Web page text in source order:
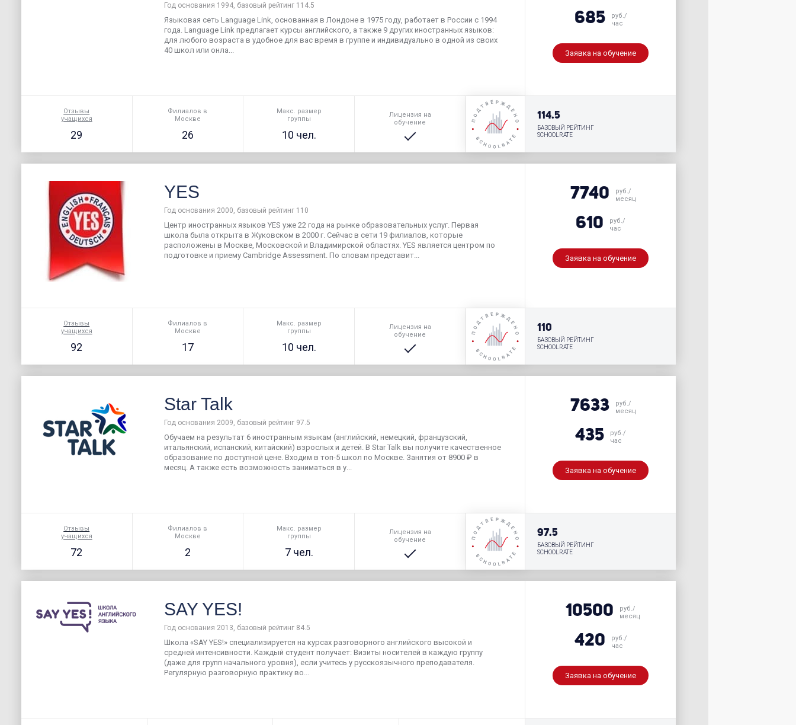
Год основания 1994, базовый рейтинг 114.5
Языковая сеть Language Link, основанная в Лондоне в 1975 году, работает в России с 1994
года. Language Link предлагает курсы английского, а также 9 других иностранных языков:
для любого возраста в удобное для вас время в группе и индивидуально в одной из своих
40 школ или онла...
Отзывы
учащихся
29
Филиалов в
Москве
26
Макс. размер
группы
10 чел.
Лицензия на
обучение
685
руб./
час
Заявка на обучение
114.5
БАЗОВЫЙ РЕЙТИНГ
SCHOOLRATE
YES
Год основания 2000, базовый рейтинг 110
Центр иностранных языков YES уже 22 года на рынке образовательных услуг. Первая
школа была открыта в Жуковском в 2000 г. Сейчас в сети 19 филиалов, которые
расположены в Москве, Московской и Владимирской областях. YES является центром по
подготовке и приему Cambridge Assessment. По словам представит...
Отзывы
учащихся
92
Филиалов в
Москве
17
Макс. размер
группы
10 чел.
Лицензия на
обучение
7740
руб./
месяц
610
руб./
час
Заявка на обучение
110
БАЗОВЫЙ РЕЙТИНГ
SCHOOLRATE
Star Talk
Год основания 2009, базовый рейтинг 97.5
Обучаем на результат 6 иностранным языкам (английский, немецкий, французский,
итальянский, испанский, китайский) взрослых и детей. В Star Talk вы получите качественное
образование по доступной цене. Входим в топ-5 школ по Москве. Занятия от 8900 ₽ в
месяц. А также есть возможность заниматься в у...
Отзывы
учащихся
72
Филиалов в
Москве
2
Макс. размер
группы
7 чел.
Лицензия на
обучение
7633
руб./
месяц
435
руб./
час
Заявка на обучение
97.5
БАЗОВЫЙ РЕЙТИНГ
SCHOOLRATE
SAY YES!
Год основания 2013, базовый рейтинг 84.5
Школа «SAY YES!» специализируется на курсах разговорного английского высокой и
средней интенсивности. Каждый студент получает: Визиты носителей в каждую группу
(даже для групп начального уровня), если учитесь у русскоязычного преподавателя.
Регулярную разговорную практику во...
10500
руб./
месяц
420
руб./
час
Заявка на обучение